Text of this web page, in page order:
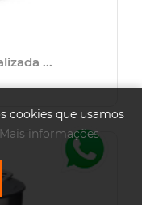
...
cookies que usamos
Mais informações